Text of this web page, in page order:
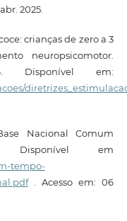
2025.
crianças de zero a 3
neuropsicomotor.
Disponível em:
Nacional Comum
Disponível em
tempo-
. Acesso em: 06